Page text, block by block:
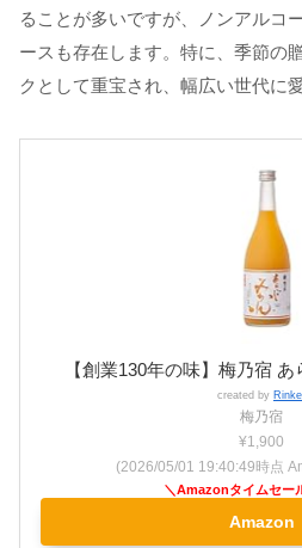
ることが多いですが、ノンアルコ
ースも存在します。特に、季節の
クとして重宝され、幅広い世代に
【創業130年の味】梅乃宿
created by
梅乃宿
¥1,900
(2026/05/01 19:40:49時点
Amazon